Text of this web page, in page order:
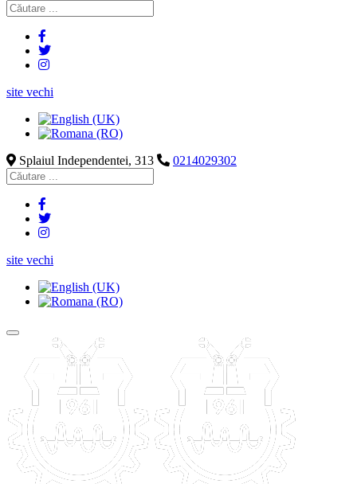
site vechi
Splaiul Independentei, 313 0214029302
site vechi